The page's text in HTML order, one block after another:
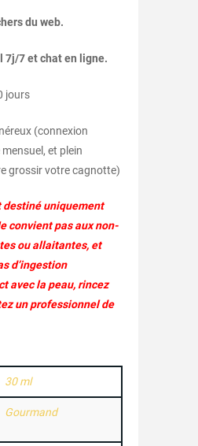
du web.
7j/7 et chat en ligne.
jours
(connexion
et plein
grossir votre cagnotte)
destiné uniquement
convient pas aux non-
ou allaitantes, et
d’ingestion
avec la peau, rincez
un professionnel de
30 ml
Gourmand